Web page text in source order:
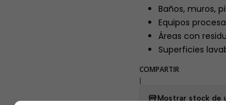
Baños, muros,
Equipos
Áreas con
Superficies
COMPARTIR
Mostrar stock de